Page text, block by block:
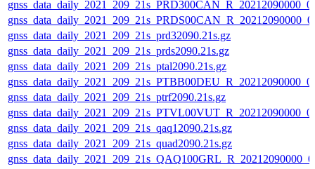
gnss_data_daily_2021_209_21s_prd32090.21s.gz
gnss_data_daily_2021_209_21s_prds2090.21s.gz
gnss_data_daily_2021_209_21s_ptal2090.21s.gz
gnss_data_daily_2021_209_21s_ptrf2090.21s.gz
gnss_data_daily_2021_209_21s_qaq12090.21s.gz
gnss_data_daily_2021_209_21s_quad2090.21s.gz